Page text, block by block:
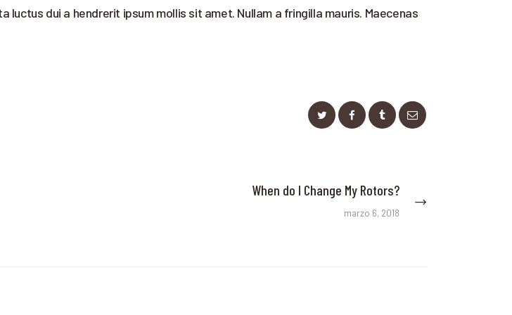
dui a hendrerit ipsum mollis sit amet. Nullam a fringilla mauris. Maecenas
post:
When do I Change My Rotors?
marzo 6, 2018